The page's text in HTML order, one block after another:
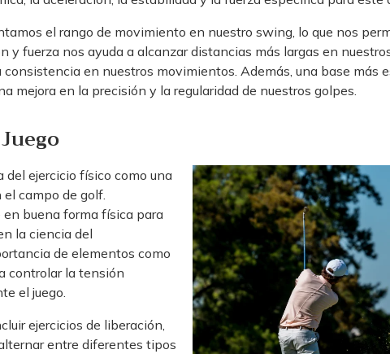
el rango de movimiento en nuestro swing, lo que nos
y fuerza nos ayuda a alcanzar distancias más largas en
en nuestros movimientos. Además, una base más
mejora en la precisión y la regularidad de nuestros golpes.
del ejercicio físico como una
campo de golf.
buena forma física para
la ciencia del
de elementos como
controlar la tensión
el juego.
ejercicios de liberación,
entre diferentes tipos